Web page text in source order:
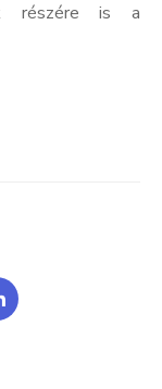
részére is a